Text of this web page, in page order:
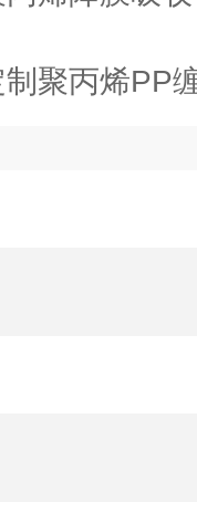
制聚丙烯PP